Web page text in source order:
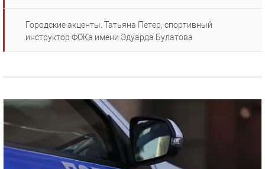
Городские акценты. Татьяна Петер, спортивный
инструктор ФОКа имени Эдуарда Булатова